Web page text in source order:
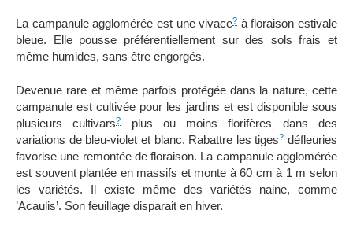
La campanule agglomérée est une vivace? à floraison estivale
bleue. Elle pousse préférentiellement sur des sols frais et
même humides, sans être engorgés.
Devenue rare et même parfois protégée dans la nature, cette
campanule est cultivée pour les jardins et est disponible sous
plusieurs cultivars?
plus ou moins florifères dans des
variations de bleu-violet et blanc. Rabattre les tiges? défleuries
favorise une remontée de floraison. La campanule agglomérée
est souvent plantée en massifs et monte à 60 cm à 1 m selon
les variétés. Il existe même des variétés naine, comme
’Acaulis’. Son feuillage disparait en hiver.